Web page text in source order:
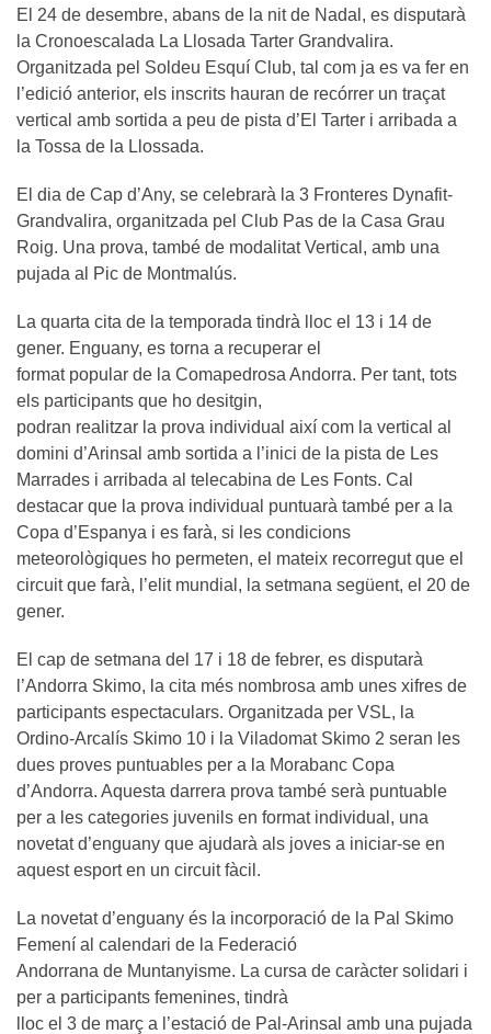
El 24 de desembre, abans de la nit de Nadal, es disputarà
la Cronoescalada La Llosada Tarter Grandvalira.
Organitzada pel Soldeu Esquí Club, tal com ja es va fer en
l’edició anterior, els inscrits hauran de recórrer un traçat
vertical amb sortida a peu de pista d’El Tarter i arribada a
la Tossa de la Llossada.
El dia de Cap d’Any, se celebrarà la 3 Fronteres Dynafit-
Grandvalira, organitzada pel Club Pas de la Casa Grau
Roig. Una prova, també de modalitat Vertical, amb una
pujada al Pic de Montmalús.
La quarta cita de la temporada tindrà lloc el 13 i 14 de
gener. Enguany, es torna a recuperar el
format popular de la Comapedrosa Andorra. Per tant, tots
els participants que ho desitgin,
podran realitzar la prova individual així com la vertical al
domini d’Arinsal amb sortida a l’inici de la pista de Les
Marrades i arribada al telecabina de Les Fonts. Cal
destacar que la prova individual puntuarà també per a la
Copa d’Espanya i es farà, si les condicions
meteorològiques ho permeten, el mateix recorregut que el
circuit que farà, l’elit mundial, la setmana següent, el 20 de
gener.
El cap de setmana del 17 i 18 de febrer, es disputarà
l’Andorra Skimo, la cita més nombrosa amb unes xifres de
participants espectaculars. Organitzada per VSL, la
Ordino-Arcalís Skimo 10 i la Viladomat Skimo 2 seran les
dues proves puntuables per a la Morabanc Copa
d’Andorra. Aquesta darrera prova també serà puntuable
per a les categories juvenils en format individual, una
novetat d’enguany que ajudarà als joves a iniciar-se en
aquest esport en un circuit fàcil.
La novetat d’enguany és la incorporació de la Pal Skimo
Femení al calendari de la Federació
Andorrana de Muntanyisme. La cursa de caràcter solidari i
per a participants femenines, tindrà
lloc el 3 de març a l’estació de Pal-Arinsal amb una pujada